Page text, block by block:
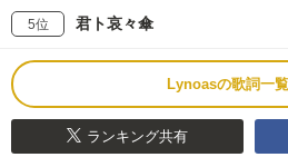
5位 君ト哀々傘
Lynoasの歌詞一
ランキング共有